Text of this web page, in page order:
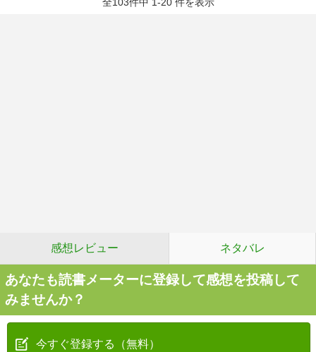
感想レビュー ネタバレ
あなたも読書メーターに登録して感想を投稿して
みませんか？
今すぐ登録する（無料）